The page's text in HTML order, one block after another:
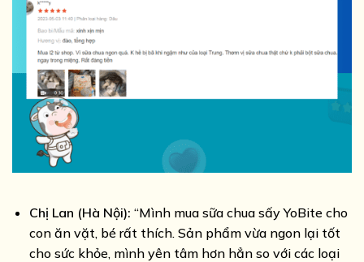
Chị Lan (Hà Nội): “Mình mua sữa chua sấy YoBite cho
con ăn vặt, bé rất thích. Sản phẩm vừa ngon lại tốt
cho sức khỏe, mình yên tâm hơn hẳn so với các loại